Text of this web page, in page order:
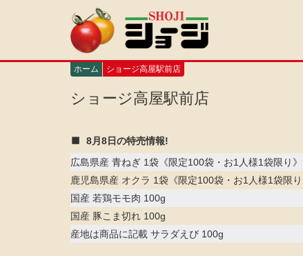
ン
ホーム ショージ高屋駅前店
ショージ高屋駅前店
8月8日の特売情報!
広島県産 青ねぎ 1袋《限定100袋・お1人様1袋限り》
鹿児島県産 オクラ 1袋《限定100袋・お1人様1袋限り
国産 若鶏モモ肉 100g
国産 豚こま切れ 100g
産地は商品に記載 サラダえび 100g